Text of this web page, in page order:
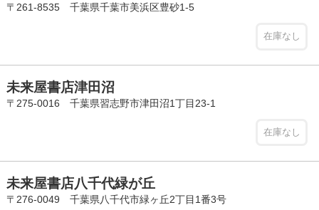
〒261-8535 千葉県千葉市美浜区豊砂1-5
在庫なし
未来屋書店津田沼
〒275-0016 千葉県習志野市津田沼1丁目23-1
在庫なし
未来屋書店八千代緑が丘
〒276-0049 千葉県八千代市緑ヶ丘2丁目1番3号